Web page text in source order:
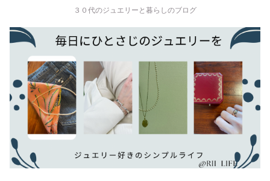
３０代のジュエリーと暮らしのブログ